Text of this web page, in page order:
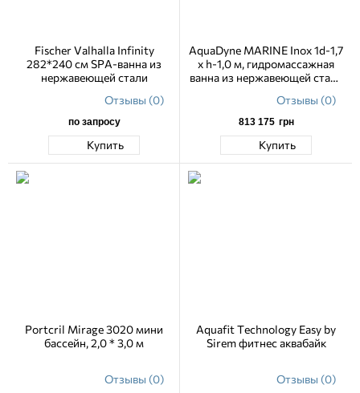
Fischer Valhalla Infinity
282*240 см SPA-ванна из
нержавеющей стали
Отзывы (0)
по запросу
Купить
AquaDyne MARINE Inox 1d-1,7
х h-1,0 м, гидромассажная
ванна из нержавеющей стали
Отзывы (0)
813 175 грн
Купить
Portcril Mirage 3020 мини
бассейн, 2,0 * 3,0 м
Отзывы (0)
Aquafit Technology Easy by
Sirem фитнес аквабайк
Отзывы (0)